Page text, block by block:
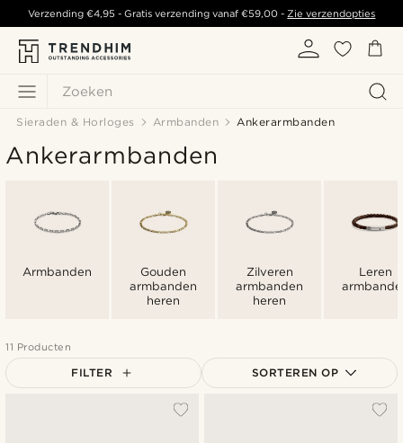
Zoeken
Verzending €4,95 - Gratis verzending vanaf€59,00 -Zie verzendopties
Sieraden & Horloges Armbanden Ankerarmbanden
Ankerarmbanden
Armbanden
Gouden
armbanden
heren
Zilveren
armbanden
heren
Leren
11 Producten
FILTER SORTEREN OP